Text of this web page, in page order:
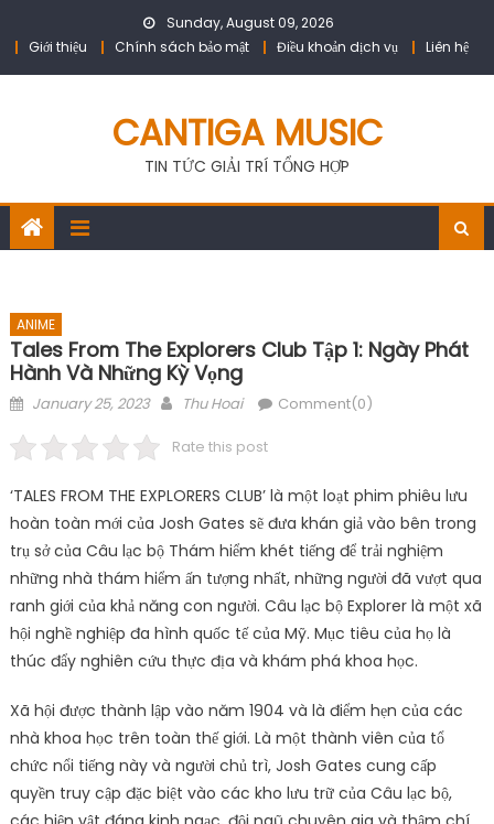
Sunday, August 09, 2026
Giới thiệu
Chính sách bảo mật Điều khoản dịch vụ Liên hệ
CANTIGA MUSIC
TIN TỨC GIẢI TRÍ TỔNG HỢP
ANIME
Tales From The Explorers Club Tập 1: Ngày Phát
Hành Và Những Kỳ Vọng
Posted
January 25, 2023 Author
Thu Hoai Comment(0)
Rate this post
‘TALES FROM THE EXPLORERS CLUB’ là một loạt phim phiêu lưu
hoàn toàn mới của Josh Gates sẽ đưa khán giả vào bên trong
trụ sở của Câu lạc bộ Thám hiểm khét tiếng để trải nghiệm
những nhà thám hiểm ấn tượng nhất, những người đã vượt qua
ranh giới của khả năng con người. Câu lạc bộ Explorer là một xã
hội nghề nghiệp đa hình quốc tế của Mỹ. Mục tiêu của họ là
thúc đẩy nghiên cứu thực địa và khám phá khoa học.
Xã hội được thành lập vào năm 1904 và là điểm hẹn của các
nhà khoa học trên toàn thế giới. Là một thành viên của tổ
chức nổi tiếng này và người chủ trì, Josh Gates cung cấp
quyền truy cập đặc biệt vào các kho lưu trữ của Câu lạc bộ,